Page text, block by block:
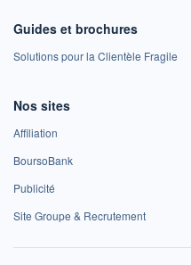
Guides et brochures
Solutions pour la Clientèle Fragile
Nos sites
Affiliation
BoursoBank
Publicité
Site Groupe & Recrutement